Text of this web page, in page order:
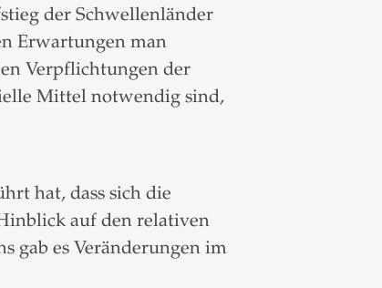
der Schwellenländer
Erwartungen man
Verpflichtungen der
Mittel notwendig sind,
hat, dass sich die
auf den relativen
gab es Veränderungen im